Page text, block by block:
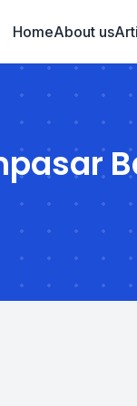
HomeAbout us